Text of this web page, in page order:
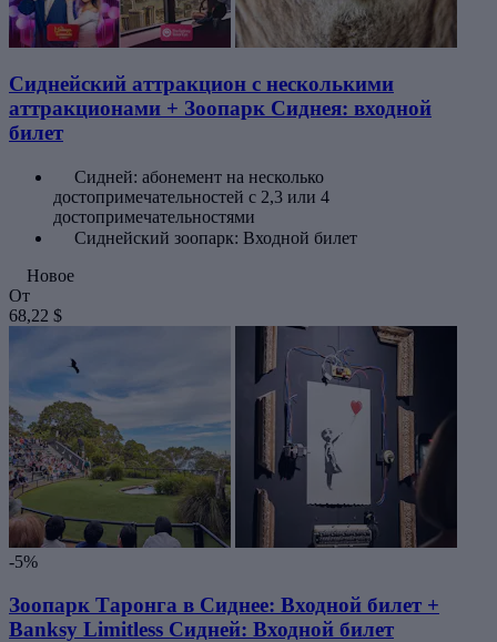
Сиднейский аттракцион с несколькими
аттракционами + Зоопарк Сиднея: входной
билет
Сидней: абонемент на несколько
достопримечательностей с 2,3 или 4
достопримечательностями
Сиднейский зоопарк: Входной билет
Новое
От
68,22 $
-5%
Зоопарк Таронга в Сиднее: Входной билет +
Banksy Limitless Сидней: Входной билет